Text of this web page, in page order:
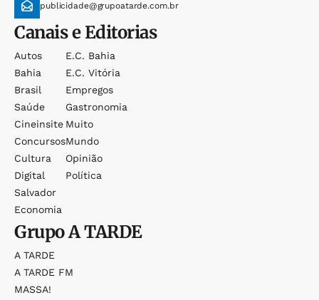
publicidade@grupoatarde.com.br
Canais e Editorias
Autos
Bahia
Brasil
Saúde
Cineinsite
Concursos
Cultura
Digital
Salvador
Economia
E.c. Bahia
E.c. Vitória
Empregos
Gastronomia
Muito
Mundo
Opinião
Política
GrupoA TARDE
A TARDE
A TARDE FM
MASSA!